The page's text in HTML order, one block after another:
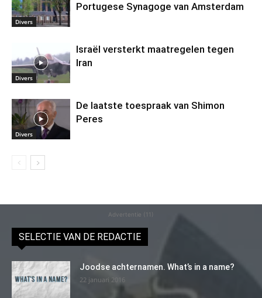
Divers
Portugese Synagoge van Amsterdam
Divers
Israël versterkt maatregelen tegen
Iran
Divers
De laatste toespraak van Shimon
Peres
Advertentie (11)
SELECTIE VAN DE REDACTIE
Joodse achternamen. What’s in a name?
22 januari 2016